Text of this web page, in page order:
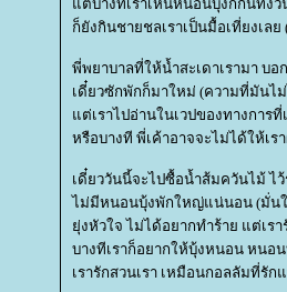
ต่บางทีเราเห็นหนอนบุ้งก็กินทั้งวั
ก็ยังกินชายชลเราเป็นมื้อเที่ยงเล
พี่พยาบาลที่ให้น้ำสะเดาเรามา บอ
เดี๋ยวซักพักก็มาใหม่​ (ความที่มันไ
ต่เราไปอ่านในเวปของทางการ
หรือบางที พี่เค้าอาจจะไม่ได้ให้เ
เดี๋ยววันนี้จะไปซื้อน้ำส้มควันไม้ ไ
ไม่มีหนอนบุ้งพักใหญ่แน่นอน (มั่น
งหัวใจ ไม่ได้อยากทำร้าย แต่เรา
บางทีเราก็อยากให้บุ้งหนอน หนอน
เรารักสวนเรา เหมือนกอลลัมที่รั